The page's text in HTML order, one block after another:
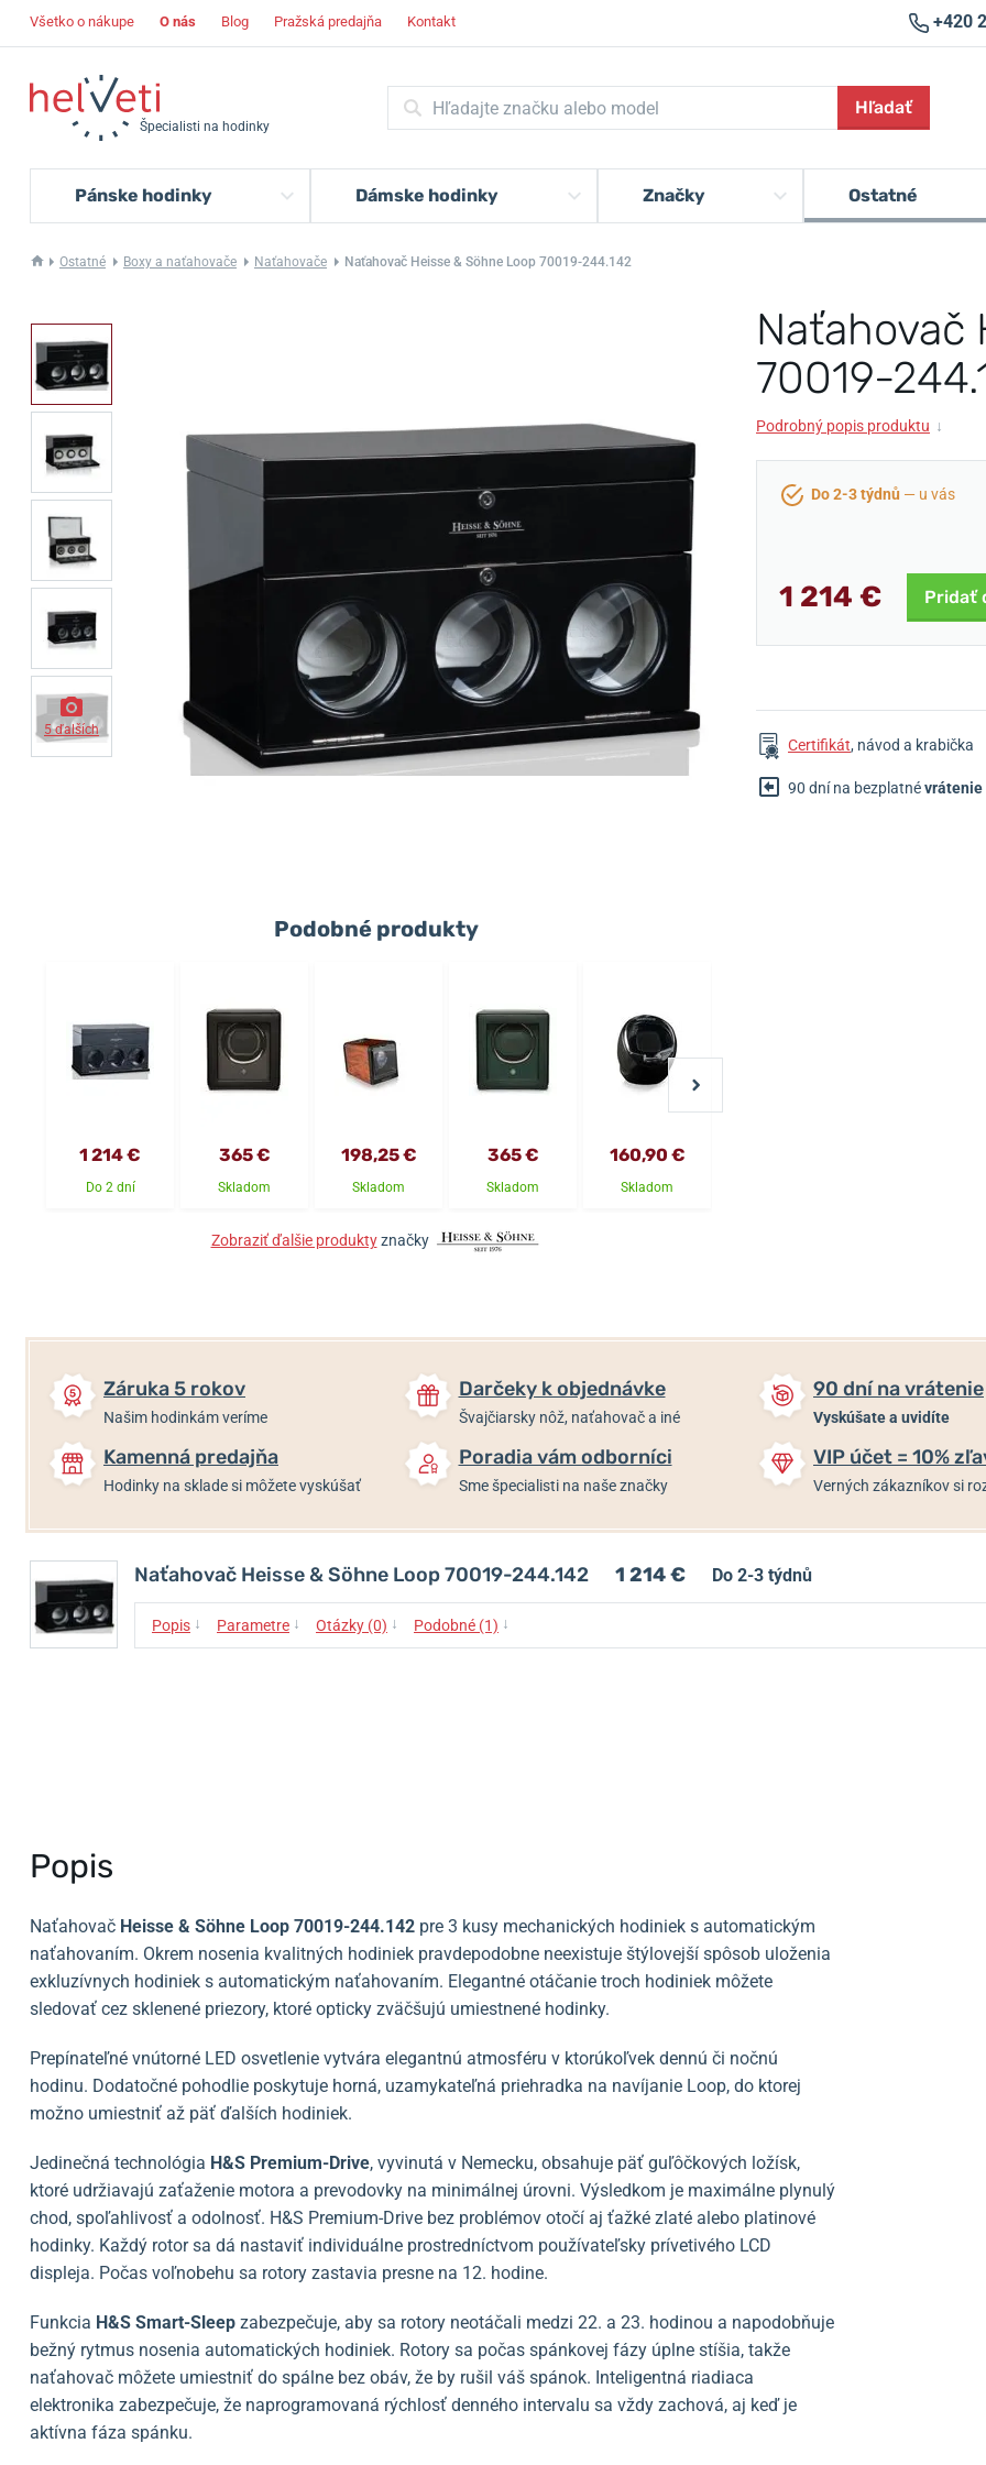
Všetko o nákupe O nás Blog Pražská predajňa Kontakt +420
Špecialisti na hodinky
Hľadať
Pánske hodinky Dámske hodinky Značky Ostatné
Ostatné Boxy a naťahovače Naťahovače Naťahovač Heisse & Söhne Loop 70019-244.142
Naťahovač
70019-
5 ďalších
Podrobný popis produktu ↓
Do 2-3 týdnů — u vás
1 214 € Pridať
Certifikát, návod a krabička
90 dní na bezplatnévrátenie
Podobné produkty
1 214 €
Do 2 dní
365 €
Skladom
198,25 €
Skladom
365 €
Skladom
160,90 €
Skladom
Zobraziť ďalšie produktyznačky
Záruka 5 rokov
Našim hodinkám veríme
Darčeky k objednávke
Švajčiarsky nôž, naťahovač a iné
90 dní na vrátenie
Vyskúšate a uvidíte
Kamenná predajňa
Hodinky na sklade si môžete vyskúšať
Poradia vám odborníci
Sme špecialisti na naše značky
VIP účet = 10%
Verných zákazníkov si
Naťahovač Heisse & Söhne Loop 70019-244.142 1 214 € Do 2-3 týdnů
Popis ↓ Parametre ↓ Otázky (0) ↓ Podobné (1) ↓
Popis
Naťahovač Heisse & Söhne Loop 70019-244.142 pre 3 kusy mechanických hodiniek s automatickým
naťahovaním. Okrem nosenia kvalitných hodiniek pravdepodobne neexistuje štýlovejší spôsob uloženia
exkluzívnych hodiniek s automatickým naťahovaním. Elegantné otáčanie troch hodiniek môžete
sledovať cez sklenené priezory, ktoré opticky zväčšujú umiestnené hodinky.
Prepínateľné vnútorné LED osvetlenie vytvára elegantnú atmosféru v ktorúkoľvek dennú či nočnú
hodinu. Dodatočné pohodlie poskytuje horná, uzamykateľná priehradka na navíjanie Loop, do ktorej
možno umiestniť až päť ďalších hodiniek.
Jedinečná technológia H&S Premium-Drive, vyvinutá v Nemecku, obsahuje päť guľôčkových ložísk,
ktoré udržiavajú zaťaženie motora a prevodovky na minimálnej úrovni. Výsledkom je maximálne plynulý
chod, spoľahlivosť a odolnosť. H&S Premium-Drive bez problémov otočí aj ťažké zlaté alebo platinové
hodinky. Každý rotor sa dá nastaviť individuálne prostredníctvom používateľsky prívetivého LCD
displeja. Počas voľnobehu sa rotory zastavia presne na 12. hodine.
Funkcia H&S Smart-Sleep zabezpečuje, aby sa rotory neotáčali medzi 22. a 23. hodinou a napodobňuje
bežný rytmus nosenia automatických hodiniek. Rotory sa počas spánkovej fázy úplne stíšia, takže
naťahovač môžete umiestniť do spálne bez obáv, že by rušil váš spánok. Inteligentná riadiaca
elektronika zabezpečuje, že naprogramovaná rýchlosť denného intervalu sa vždy zachová, aj keď je
aktívna fáza spánku.